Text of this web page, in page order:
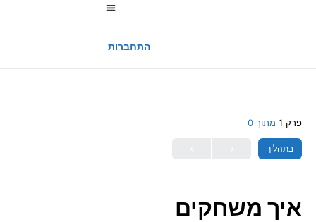
התחברות
פרק 1 מתוך 0
בתהליך
איך משחקים